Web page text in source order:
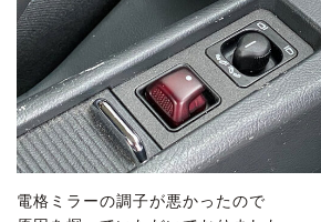
電格ミラーの調子が悪かったので